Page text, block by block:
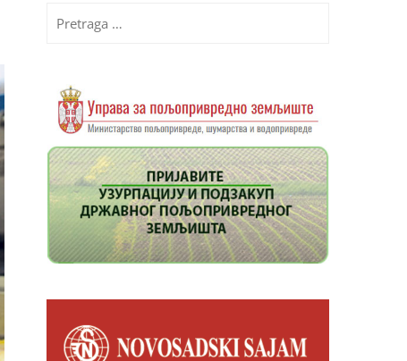
za: